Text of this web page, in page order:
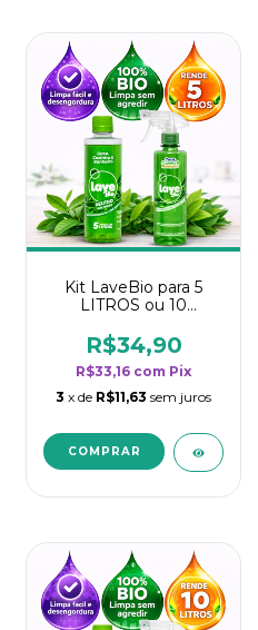
Kit LaveBio para 5
LITROS ou 10
rendimento da
categoria - Neutro
R$34,90
R$33,16 com Pix
3 x de R$11,63 sem juros